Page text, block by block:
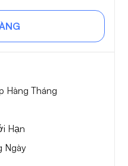
Hàng Tháng
Hạn
Ngày